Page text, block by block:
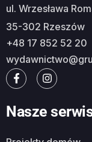
ul. Wrzesława
35-302 Rzeszów
+48 17 852 52 20
Nasze